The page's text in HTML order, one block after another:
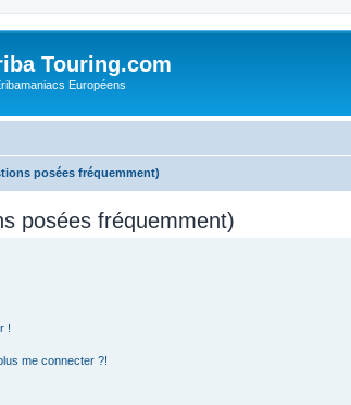
Touring.com
Européens
posées fréquemment)
posées fréquemment)
!
me connecter ?!